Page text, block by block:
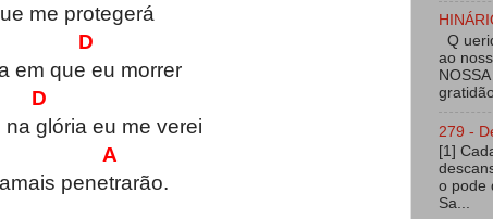
me protegerá
em que eu morrer
glória eu me verei
penetrarão.
Q
ao
279 -
[1]
o pode
Sa...